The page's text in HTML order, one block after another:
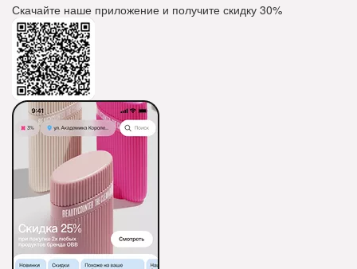
Скачайте наше приложение и получите скидку 30%